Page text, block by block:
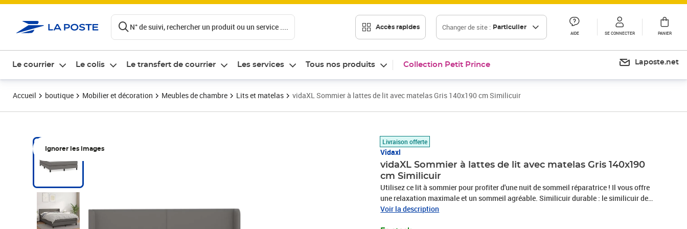
N° de suivi, rechercher un produit ou un service .... Accès rapides Changer de site : Particulier
AIDE SE CONNECTER PANIER
Le courrier Le colis Le transfert de courrier Les services Tous nos produits Collection Petit Prince Laposte.net
Accueil boutique Mobilier et décoration Meubles de chambre Lits et matelas vidaXL Sommier à lattes de lit avec matelas Gris 140x190 cm Similicuir
Ignorer les images
Livraison offerte
Vidaxl
vidaXL Sommier à lattes de lit avec matelas Gris 140x190
cm Similicuir
Utilisez ce lit à sommier pour profiter d'une nuit de sommeil réparatrice ! Il vous offre
une relaxation maximale et un sommeil agréable. Similicuir durable : le similicuir de
qualité supérieure est un matériau très durable. Il est résistant aux taches, ce qui le
Voir la description
Prix 492,89€